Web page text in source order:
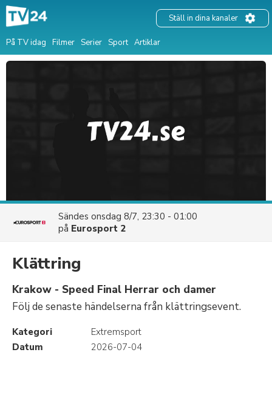
På TV idag Filmer Serier Sport Artiklar
Ställ in dina kanaler
Sändes onsdag 8/7, 23:30 - 01:00
på Eurosport 2
Klättring
Krakow - Speed Final Herrar och damer
Följ de senaste händelserna från klättringsevent.
Kategori
Extremsport
Datum
2026-07-04